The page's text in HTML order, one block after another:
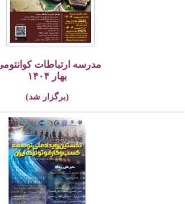
مدرسه ارتباطات کوانتومی،
بهار ۱۴۰۴
(برگزار شد)